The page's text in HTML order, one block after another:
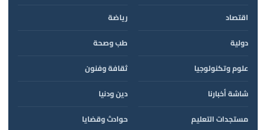
اقتصاد
رياضة
دولية
طب وصحة
علوم وتكنولوجيا
ثقافة وفنون
شاشة أخبارنا
دين ودنيا
مستجدات التعليم
حوادث وقضايا